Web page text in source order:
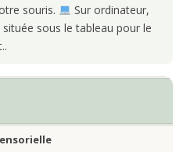
souris.
Sur ordinateur,
sous le tableau pour le